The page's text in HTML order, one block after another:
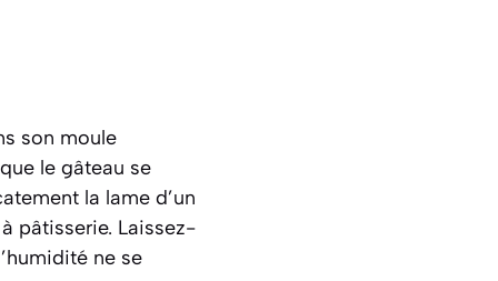
son moule
le gâteau se
la lame d’un
pâtisserie. Laissez-
ne se